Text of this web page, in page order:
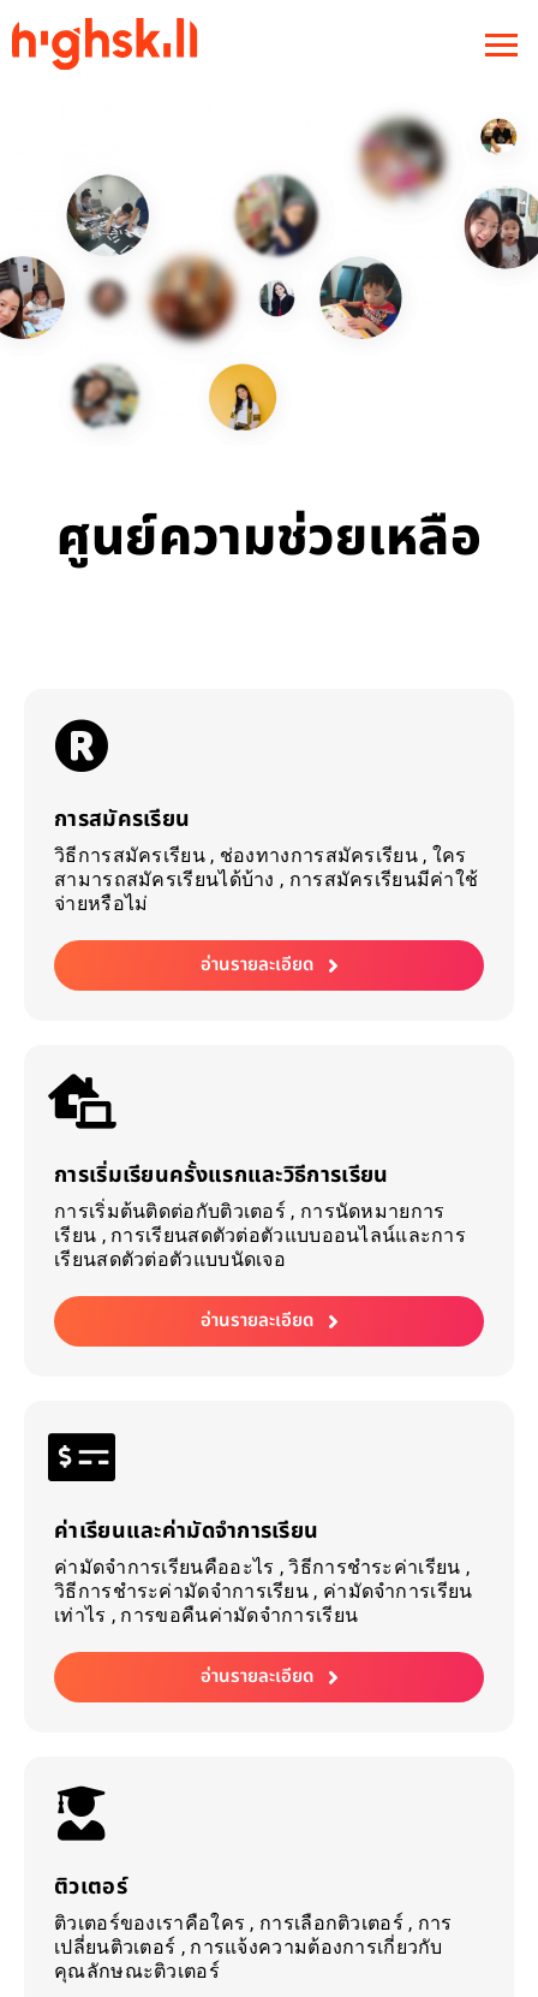
ศูนย์ความช่วยเหลือ
การสมัครเรียน
วิธีการสมัครเรียน , ช่องทางการสมัครเรียน , ใคร
สามารถสมัครเรียนได้บ้าง , การสมัครเรียนมีค่าใช้
จ่ายหรือไม่
อ่านรายละเอียด
การเริ่มเรียนครั้งแรกและวิธีการเรียน
การเริ่มต้นติดต่อกับติวเตอร์ , การนัดหมายการ
เรียน , การเรียนสดตัวต่อตัวแบบออนไลน์และการ
เรียนสดตัวต่อตัวแบบนัดเจอ
อ่านรายละเอียด
ค่าเรียนและค่ามัดจำการเรียน
ค่ามัดจำการเรียนคืออะไร , วิธีการชำระค่าเรียน ,
วิธีการชำระค่ามัดจำการเรียน , ค่ามัดจำการเรียน
เท่าไร , การขอคืนค่ามัดจำการเรียน
อ่านรายละเอียด
ติวเตอร์
ติวเตอร์ของเราคือใคร , การเลือกติวเตอร์ , การ
เปลี่ยนติวเตอร์ , การแจ้งความต้องการเกี่ยวกับ
คุณลักษณะติวเตอร์